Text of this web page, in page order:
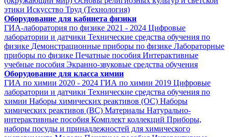
этики Искусство Труд (Технология)
Оборудование для кабинета физики
ГИА-лаборатория по физике 2021 - 2024 Цифровые
лаборатории и датчики Технические средства обучения по
физике Демонстрационные приборы по физике Лабораторные
приборы по физике Печатные пособия Интерактивные
учебные пособия Экранно-звуковые средства обучения
Оборудование для класса химии
ГИА по химии 2020 - 2024 ГИА по химии 2019 Цифровые
лаборатории и датчики Технические средства обучения по
химии Наборы химических реактивов (ОС) Наборы
химических реактивов (ВС) Материалы Натурально-
интерактивные пособия Комплект коллекций Приборы,
наборы посуды и принадлежностей для химического